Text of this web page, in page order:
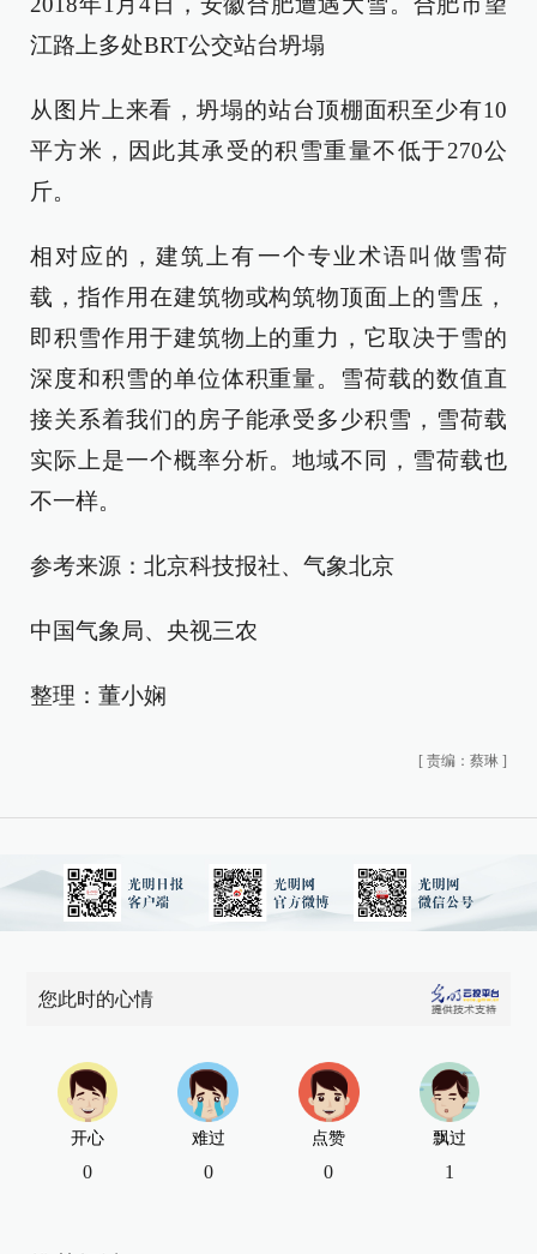
江路上多处BRT公交站台坍塌
从图片上来看，坍塌的站台顶棚面积至少有10
平方米，因此其承受的积雪重量不低于270公
斤。
相对应的，建筑上有一个专业术语叫做雪荷
载，指作用在建筑物或构筑物顶面上的雪压，
即积雪作用于建筑物上的重力，它取决于雪的
深度和积雪的单位体积重量。雪荷载的数值直
接关系着我们的房子能承受多少积雪，雪荷载
实际上是一个概率分析。地域不同，雪荷载也
不一样。
参考来源：北京科技报社、气象北京
中国气象局、央视三农
整理：董小娴
[ 责编：蔡琳 ]
您此时的心情
开心
0
难过
0
点赞
0
飘过
1